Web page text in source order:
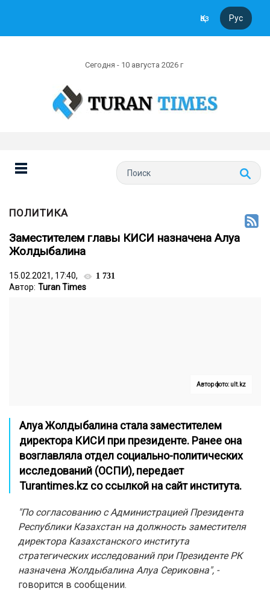
Қаз Рус
Сегодня - 10 августа 2026 г
ПОЛИТИКА
Заместителем главы КИСИ назначена Алуа
Жолдыбалина
15.02.2021, 17:40, 1 731
Автор: Turan Times
Автор фото: ult.kz
Алуа Жолдыбалина стала заместителем
директора КИСИ при президенте. Ранее она
возглавляла отдел социально-политических
исследований (ОСПИ), передает
Turantimes.kz со ссылкой на сайт института.
"По согласованию с Администрацией Президента
Республики Казахстан на должность заместителя
директора Казахстанского института
стратегических исследований при Президенте РК
назначена Жолдыбалина Алуа Сериковна", -
говорится в сообщении.